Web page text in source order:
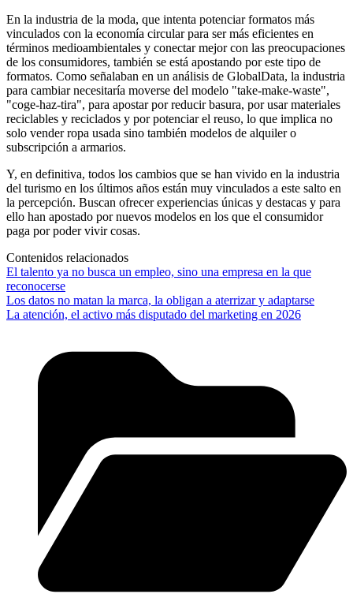
En la industria de la moda, que intenta potenciar formatos más
vinculados con la economía circular para ser más eficientes en
términos medioambientales y conectar mejor con las preocupaciones
de los consumidores, también se está apostando por este tipo de
formatos. Como señalaban en un análisis de GlobalData, la industria
para cambiar necesitaría moverse del modelo "take-make-waste",
"coge-haz-tira", para apostar por reducir basura, por usar materiales
reciclables y reciclados y por potenciar el reuso, lo que implica no
solo vender ropa usada sino también modelos de alquiler o
subscripción a armarios.
Y, en definitiva, todos los cambios que se han vivido en la industria
del turismo en los últimos años están muy vinculados a este salto en
la percepción. Buscan ofrecer experiencias únicas y destacas y para
ello han apostado por nuevos modelos en los que el consumidor
paga por poder vivir cosas.
Contenidos relacionados
El talento ya no busca un empleo, sino una empresa en la que
reconocerse
Los datos no matan la marca, la obligan a aterrizar y adaptarse
La atención, el activo más disputado del marketing en 2026